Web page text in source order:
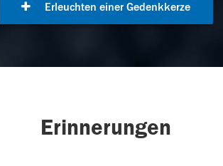
Erleuchten einer Gedenkkerze
Erinnerungen